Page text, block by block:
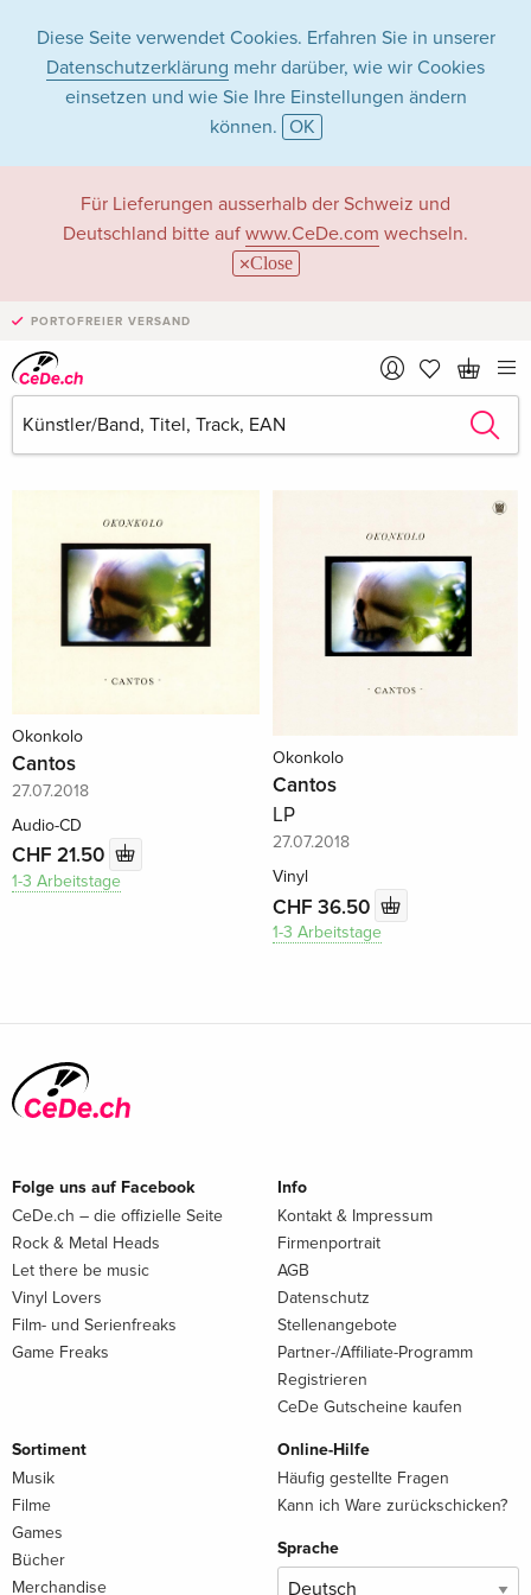
Diese Seite verwendet Cookies. Erfahren Sie in unserer
Datenschutzerklärung mehr darüber, wie wir Cookies
einsetzen und wie Sie Ihre Einstellungen ändern
können. OK
Für Lieferungen ausserhalb der Schweiz und
Deutschland bitte auf www.CeDe.com wechseln.
Close
PORTOFREIER VERSAND
Okonkolo in Musik -
Alle Formate
Okonkolo als Interpret/in
Alle 3 Treffer anzeigen
Okonkolo
Cantos
27.07.2018
Audio-CD
CHF 21.50
1-3 Arbeitstage
Okonkolo
Cantos
LP
27.07.2018
Vinyl
CHF 36.50
1-3 Arbeitstage
Folge uns auf Facebook
CeDe.ch – die offizielle Seite
Rock & Metal Heads
Let there be music
Vinyl Lovers
Film- und Serienfreaks
Game Freaks
Info
Kontakt & Impressum
Firmenportrait
AGB
Datenschutz
Stellenangebote
Partner-/Affiliate-Programm
Registrieren
CeDe Gutscheine kaufen
Sortiment
Musik
Filme
Games
Bücher
Merchandise
Online-Hilfe
Häufig gestellte Fragen
Kann ich Ware zurückschicken?
Sprache